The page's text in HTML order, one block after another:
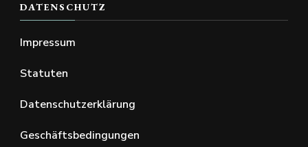
DATENSCHUTZ
Impressum
Statuten
Datenschutzerklärung
Geschäftsbedingungen